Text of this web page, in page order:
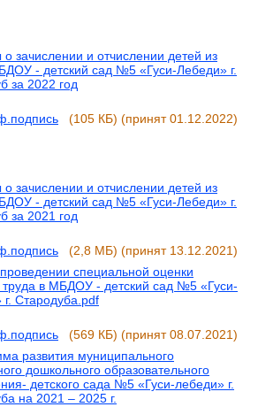
о зачислении и отчислении детей из
- детский сад №5 «Гуси-Лебеди» г.
за 2022 год
(105 КБ) (принят 01.12.2022)
о зачислении и отчислении детей из
- детский сад №5 «Гуси-Лебеди» г.
за 2021 год
(2,8 МБ) (принят 13.12.2021)
специальной оценки
труда в МБДОУ - детский сад №5 «Гуси-
г. Стародуба.pdf
(569 КБ) (принят 08.07.2021)
развития муниципального
дошкольного образовательного
детского сада №5 «Гуси-лебеди» г.
на 2021 – 2025 г.